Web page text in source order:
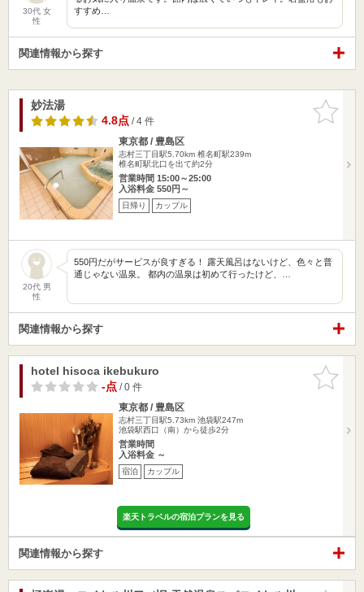
30代 女
性
すすめ…
関連情報から探す
お気に入
りに追加
妙法湯
4.8点/ 4 件
東京都 / 豊島区
志村三丁目駅5.70km 椎名町駅239m
椎名町駅北口を出て約2分
営業時間 15:00～25:00
入浴料金 550円～
日帰り カップル
20代 男
性
550円だがサービスが良すぎる！ 露天風呂はないけど、色々と普
通じゃない温泉。 都内の温泉は初めて行ったけど、…
関連情報から探す
お気に入
りに追加
hotel hisoca ikebukuro
-点/ 0 件
東京都 / 豊島区
志村三丁目駅5.73km 池袋駅247m
池袋駅西口（南）から徒歩2分
営業時間
入浴料金 ～
宿泊 カップル
楽天トラベルの宿泊プランを見る
関連情報から探す